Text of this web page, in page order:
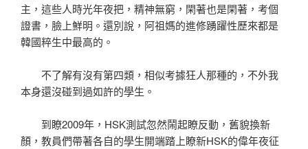
主，這些人時光年夜把，精神無窮，閑著也是閑著，考個
證書，臉上鮮明。還別說，阿祖媽的進修踴躍性歷來都是
韓國粹生中最高的。
不了解有沒有第四類，相似考據狂人那種的，不外我
本身還沒碰到過如許的學生。
到瞭2009年，HSK測試忽然鬧起瞭反動，舊貌換新
顏，教員們帶著各自的學生開端踏上瞭新HSK的偉年夜征